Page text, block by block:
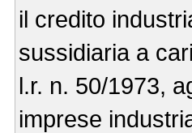
il credito
sussidiaria a
l.r. n. 50/1973,
imprese